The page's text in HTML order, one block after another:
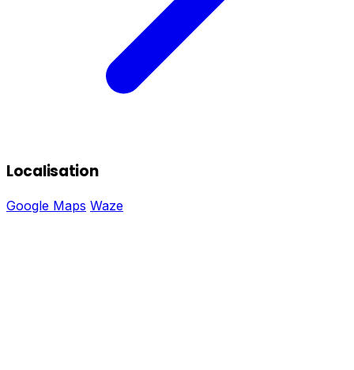
Localisation
Google Maps Waze